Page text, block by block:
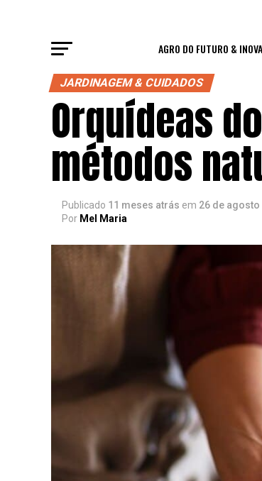
AGRO DO FUTURO &
JARDINAGEM & CUIDADOS
Orquídeas
métodos
Publicado 11 meses atrás em 26 de agosto
Por Mel Maria